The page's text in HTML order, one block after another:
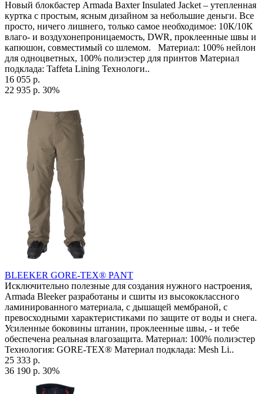
Новый блокбастер Armada Baxter Insulated Jacket – утепленная
куртка с простым, ясным дизайном за небольшие деньги. Все
просто, ничего лишнего, только самое необходимое: 10К/10К
влаго- и воздухонепроницаемость, DWR, проклеенные швы и
капюшон, совместимый со шлемом. Материал: 100% нейлон
для одноцветных, 100% полиэстер для принтов Материал
подклада: Taffeta Lining Технологи..
16 055 р.
22 935 р. 30%
BLEEKER GORE-TEX® PANT
Исключительно полезные для создания нужного настроения,
Armada Bleeker разработаны и сшиты из высококлассного
ламинированного материала, с дышащей мембраной, с
превосходными характеристиками по защите от воды и снега.
Усиленные боковины штанин, проклеенные швы, - и тебе
обеспечена реальная влагозащита. Материал: 100% полиэстер
Технология: GORE-TEX® Материал подклада: Mesh Li..
25 333 р.
36 190 р. 30%